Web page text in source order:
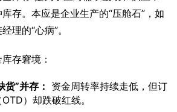
存。本应是企业生产的“压舱石”，如
理的“心病”。
存窘境：
货”并存：
资金周转率持续走低，但订
）却跌破红线。